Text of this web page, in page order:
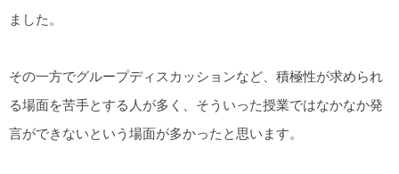
ました。
その一方でグループディスカッションなど、積極性が求められ
る場面を苦手とする人が多く、そういった授業ではなかなか発
言ができないという場面が多かったと思います。